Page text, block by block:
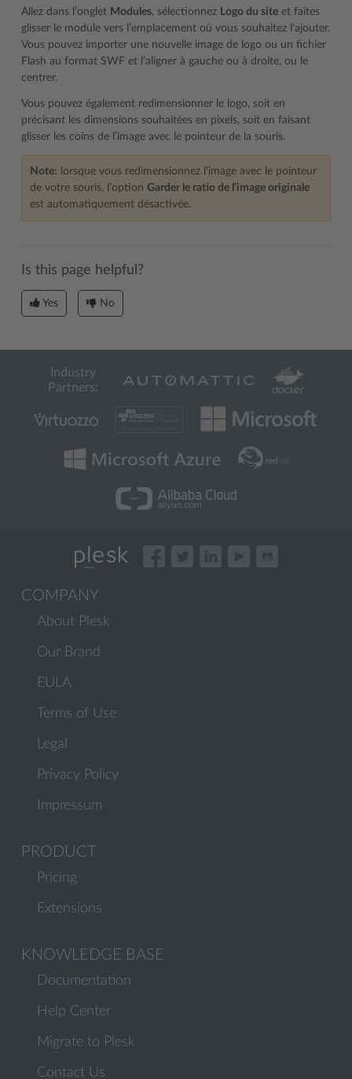
Allez dans l’onglet Modules, sélectionnez Logo du site et faites
glisser le module vers l’emplacement où vous souhaitez l’ajouter.
Vous pouvez importer une nouvelle image de logo ou un fichier
Flash au format SWF et l’aligner à gauche ou à droite, ou le
centrer.
Vous pouvez également redimensionner le logo, soit en
précisant les dimensions souhaitées en pixels, soit en faisant
glisser les coins de l’image avec le pointeur de la souris.
Note: lorsque vous redimensionnez l’image avec le pointeur
de votre souris, l’option Garder le ratio de l’image originale
est automatiquement désactivée.
Is this page helpful?
Yes No
Industry
Partners:
COMPANY
About Plesk
Our Brand
EULA
Terms of Use
Legal
Privacy Policy
Impressum
PRODUCT
Pricing
Extensions
KNOWLEDGE BASE
Documentation
Help Center
Migrate to Plesk
Contact Us